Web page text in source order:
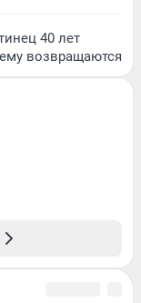
40 лет
возвращаются